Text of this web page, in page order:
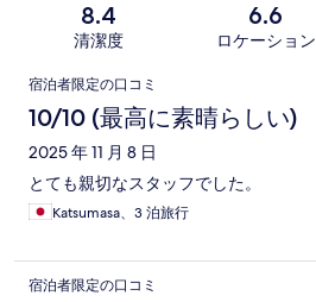
8.4
清潔度
6.6
ロケーション
口
コ
ミ
宿泊者限定の口コミ
10/10 (最高に素晴らしい)
2025 年 11 月 8 日
とても親切なスタッフでした。
Katsumasa、3 泊旅行
宿泊者限定の口コミ